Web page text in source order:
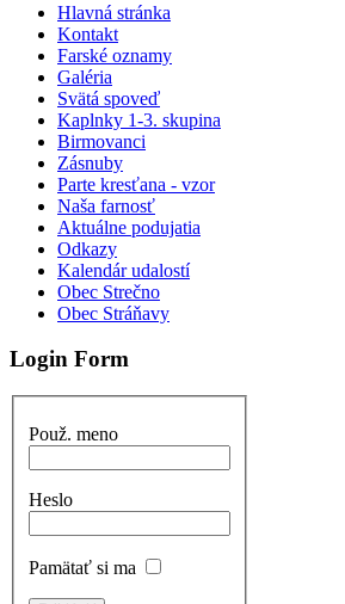
Hlavná stránka
Kontakt
Farské oznamy
Galéria
Svätá spoveď
Kaplnky 1-3. skupina
Birmovanci
Zásnuby
Parte kresťana - vzor
Naša farnosť
Aktuálne podujatia
Odkazy
Kalendár udalostí
Obec Strečno
Obec Stráňavy
Login Form
Použ. meno
Heslo
Pamätať si ma